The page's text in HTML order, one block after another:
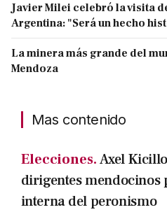
Javier Milei celebró la visita
Argentina: "Será un hecho
La minera más grande del
Mendoza
Mas contenido
Elecciones.Axel
dirigentes mendocinos
interna del peronismo